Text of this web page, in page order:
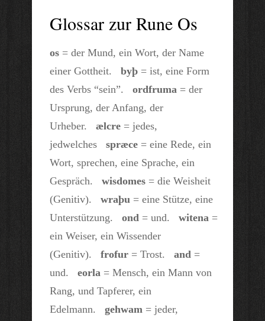
Glossar zur Rune Os
os = der Mund, ein Wort, der Name
einer Gottheit. byþ = ist, eine Form
des Verbs “sein”. ordfruma = der
Ursprung, der Anfang, der
Urheber. ælcre = jedes,
jedwelches spræce = eine Rede, ein
Wort, sprechen, eine Sprache, ein
Gespräch. wisdomes = die Weisheit
(Genitiv). wraþu = eine Stütze, eine
Unterstützung. ond = und. witena =
ein Weiser, ein Wissender
(Genitiv). frofur = Trost. and =
und. eorla = Mensch, ein Mann von
Rang, und Tapferer, ein
Edelmann. gehwam = jeder,